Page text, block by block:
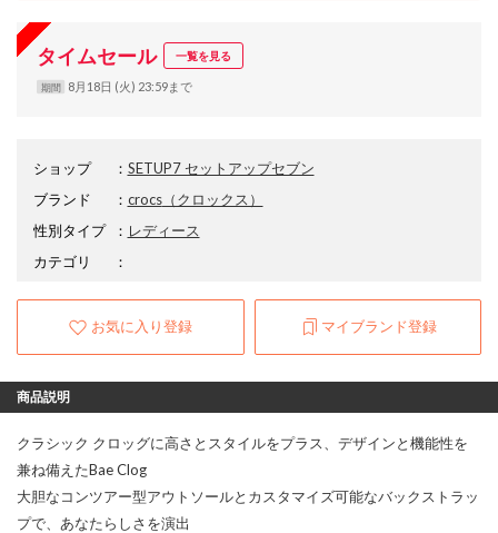
タイムセール 一覧を見る
期間 8月18日 (火) 23:59まで
ショップ ： SETUP7 セットアップセブン
ブランド
： crocs（クロックス）
性別タイプ
： レディース
カテゴリ
：
お気に入り登録 マイブランド登録
商品説明
クラシック クロッグに高さとスタイルをプラス、デザインと機能性を
兼ね備えたBae Clog
大胆なコンツアー型アウトソールとカスタマイズ可能なバックストラッ
プで、あなたらしさを演出